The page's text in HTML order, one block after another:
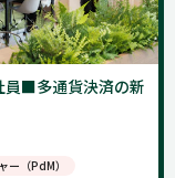
員■多通貨決済の新
ー（PdM）